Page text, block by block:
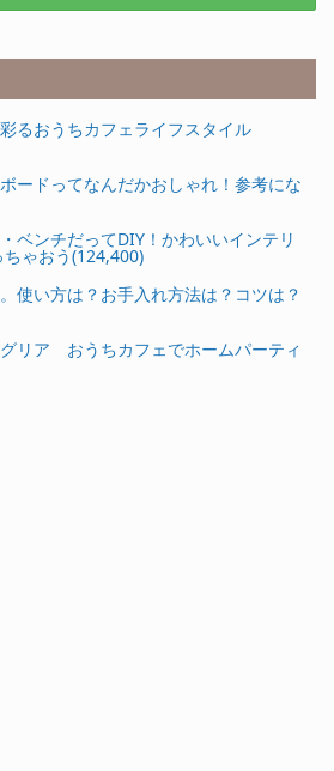
るおうちカフェライフスタイル
ードってなんだかおしゃれ！参考にな
ベンチだってDIY！かわいいインテリ
ゃおう(124,400)
使い方は？お手入れ方法は？コツは？
リア おうちカフェでホームパーティ